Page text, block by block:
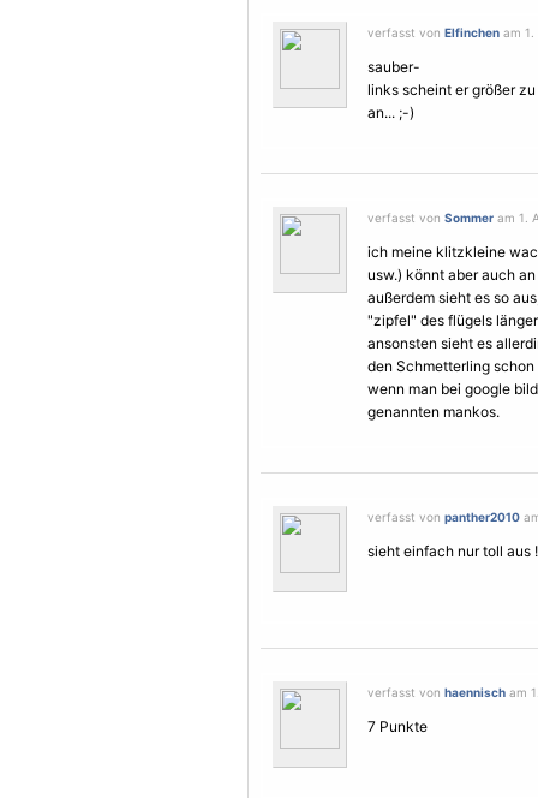
verfasst von Elfinchen am 1.
sauber-
links scheint er größer
an... ;-)
verfasst von Sommer am 1.
ich meine klitzkleine
usw.) könnt aber auch
außerdem sieht es so
"zipfel" des flügels
ansonsten sieht es
den Schmetterling schon
wenn man bei google
genannten mankos.
verfasst von panther2010
sieht einfach nur toll aus
verfasst von haennisch am
7 Punkte